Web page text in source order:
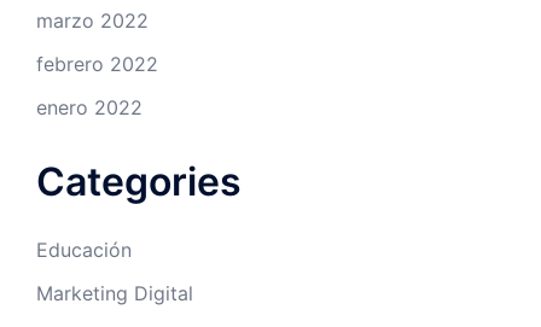
marzo 2022
febrero 2022
enero 2022
Categories
Educación
Marketing Digital